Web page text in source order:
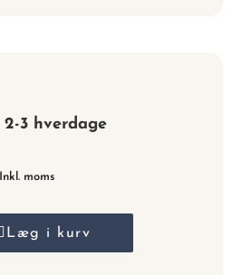
2-3 hverdage
Inkl. moms
Læg i kurv